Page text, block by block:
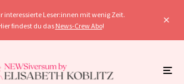
interessierte Leser:innen mit wenig Zeit.
findest du das News-Crew Abo!